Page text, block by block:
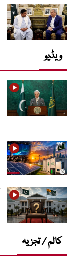
ویڈیو
کالم / تجزیہ